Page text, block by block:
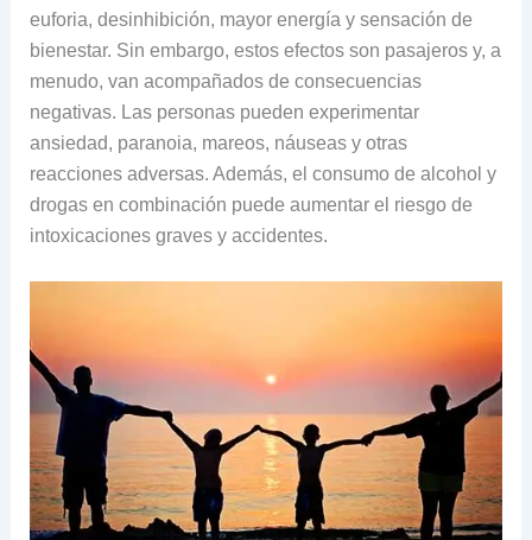
euforia, desinhibición, mayor energía y sensación de
bienestar. Sin embargo, estos efectos son pasajeros y, a
menudo, van acompañados de consecuencias
negativas. Las personas pueden experimentar
ansiedad, paranoia, mareos, náuseas y otras
reacciones adversas. Además, el consumo de alcohol y
drogas en combinación puede aumentar el riesgo de
intoxicaciones graves y accidentes.